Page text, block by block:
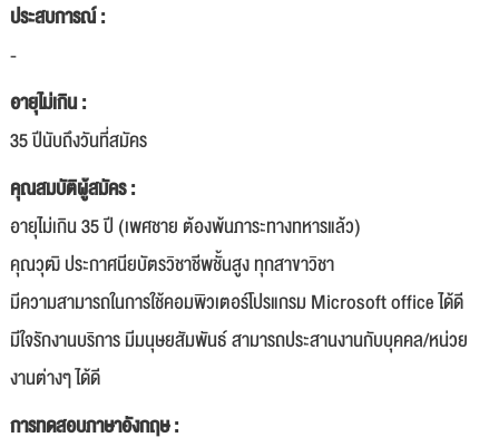
ประสบการณ์ :
-
อายุไม่เกิน :
35 ปีนับถึงวันที่สมัคร
คุณสมบัติผู้สมัคร :
อายุไม่เกิน 35 ปี (เพศชาย ต้องพ้นภาระทางทหารแล้ว)
คุณวุฒิ ประกาศนียบัตรวิชาชีพชั้นสูง ทุกสาขาวิชา
มีความสามารถในการใช้คอมพิวเตอร์โปรแกรม Microsoft office ได้ดี
มีใจรักงานบริการ มีมนุษยสัมพันธ์ สามารถประสานงานกับบุคคล/หน่วย
งานต่างๆ ได้ดี
การทดสอบภาษาอังกฤษ :